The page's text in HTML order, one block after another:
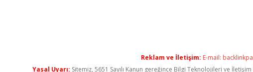
Reklam ve İletişim: E-mail:
Yasal Uyarı: Sitemiz, 5651 Sayılı Kanun gereğince Bilgi Teknolojileri ve